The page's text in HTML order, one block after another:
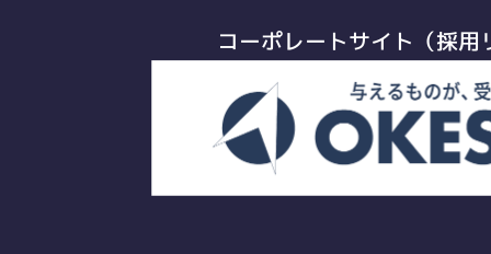
コーポレートサイト（採用